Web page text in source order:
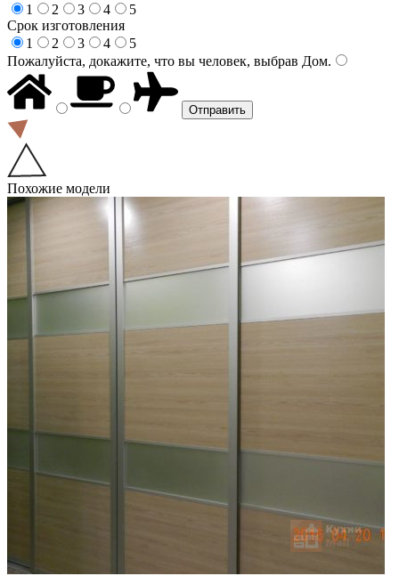
1
2 3 4
5
Срок изготовления
1
2 3 4
5
Пожалуйста, докажите, что вы человек, выбрав Дом.
Похожие модели